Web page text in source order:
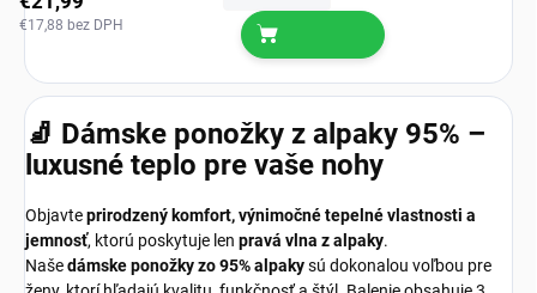
€17,88 bez DPH
🧦 Dámske ponožky z alpaky 95% –
luxusné teplo pre vaše nohy
Objavteprirodzený komfort, výnimočné tepelné vlastnosti a
jemnosť, ktorú poskytuje len pravá vlna z alpaky.
Našedámskeponožky zo 95% alpakysú dokonalou voľbou pre